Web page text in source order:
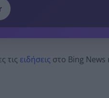
τις ειδήσεις στο Bing News